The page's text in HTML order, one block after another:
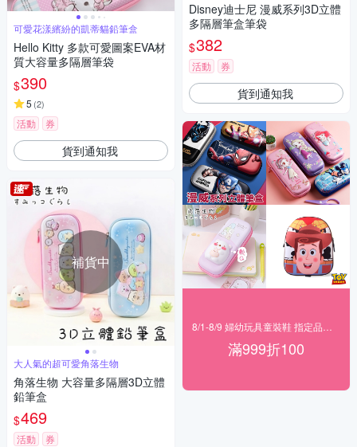
可愛花漾繽紛的凱蒂貓鉛筆盒
Hello Kitty 多款可愛圖案EVA材
質大容量多隔層筆袋
$390
5 (2)
活動 券
貨到通知我
補貨中
大人氣的超可愛角落生物
角落生物 大容量多隔層3D立體
鉛筆盒
$469
活動 券
Disney迪士尼 漫威系列3D立體
多隔層筆盒筆袋
$382
活動 券
貨到通知我
滿999折100